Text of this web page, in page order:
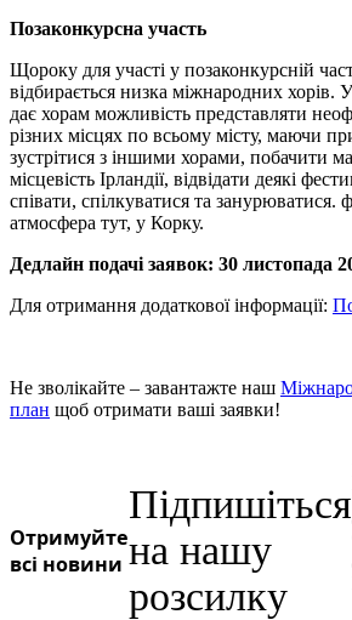
Позаконкурсна участь
Щороку для участі у позаконкурсній
відбирається низка міжнародних хорів.
дає хорам можливість представляти
різних місцях по всьому місту, маючи
зустрітися з іншими хорами, побачити
місцевість Ірландії, відвідати деякі
співати, спілкуватися та занурюватися.
атмосфера тут, у Корку.
Дедлайн подачі заявок: 30 листопада
Для отримання додаткової інформації:
Не зволікайте – завантажте наш
план щоб отримати ваші заявки!
Отримуйте
всі новини
Підпишіться
на нашу
розсилку